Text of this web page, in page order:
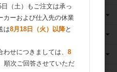
（土）もご注文は承っ
カーおよび仕入先の休業
は8月18日（火）以降と
せにつきましては、 8
順次ご回答させていただ